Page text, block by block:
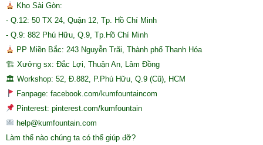
Kho Sài Gòn:
- Q.12: 50 TX 24, Quận 12, Tp. Hồ Chí Minh
- Q.9: 882 Phú Hữu, Q.9, Tp.Hồ Chí Minh
PP Miền Bắc: 243 Nguyễn Trãi, Thành phố Thanh Hóa
🏗 Xưởng sx: Đắc Lợi, Thuận An, Lâm Đồng
🏛 Workshop: 52, Đ.882, P.Phú Hữu, Q.9 (Cũ), HCM
Fanpage: facebook.com/kumfountaincom
Pinterest: pinterest.com/kumfountain
help@kumfountain.com
Làm thế nào chúng ta có thể giúp đỡ?